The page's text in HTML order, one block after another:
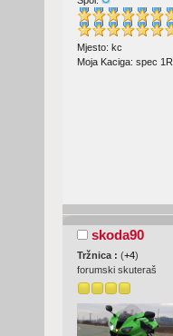
Mjesto: kc
Moja Kaciga: spec 1R
skoda90
Tržnica : (+4)
forumski skuteraš